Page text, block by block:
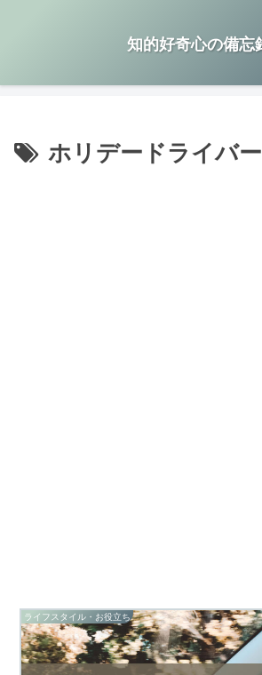
知的好奇心の備忘
ホリデードライバー
ライフスタイル・お役立ち